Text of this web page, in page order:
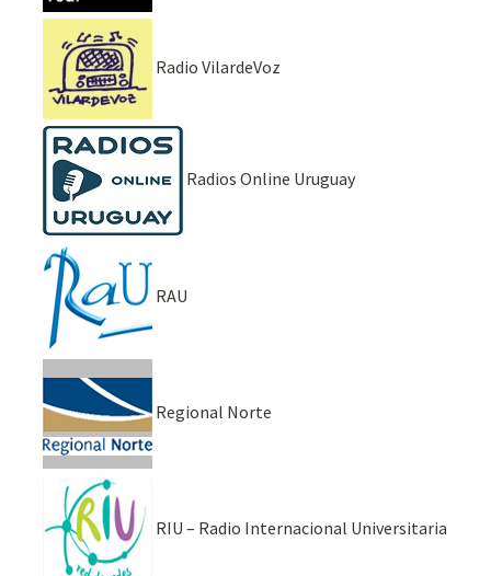
Radio VilardeVoz
Radios Online Uruguay
RAU
Regional Norte
RIU – Radio Internacional Universitaria